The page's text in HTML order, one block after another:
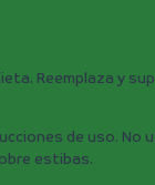
Reemplaza y
de uso.
estibas.